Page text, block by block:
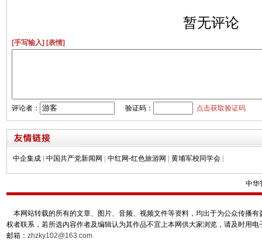
暂无评论
[手写输入] [表情]
评论者： 验证码： 点击获取验证码
中企集成 | 中国共产党新闻网 | 中红网-红色旅游网 | 黄埔军校同学会 |
中华
本网站转载的所有的文章、图片、音频、视频文件等资料，均出于为公众传播
权者联系，若所选内容作者及编辑认为其作品不宜上本网供大家浏览，请及时用
邮箱： zhzky102@163.com